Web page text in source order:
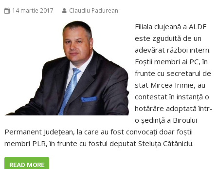
14 martie 2017 Claudiu Padurean
Filiala clujeană a ALDE
este zguduită de un
adevărat război intern.
Foştii membri ai PC, în
frunte cu secretarul de
stat Mircea Irimie, au
contestat în instanţă o
hotărâre adoptată într-
o şedinţă a Biroului
Permanent Judeţean, la care au fost convocaţi doar foştii
membri PLR, în frunte cu fostul deputat Steluţa Cătăniciu.
READ MORE